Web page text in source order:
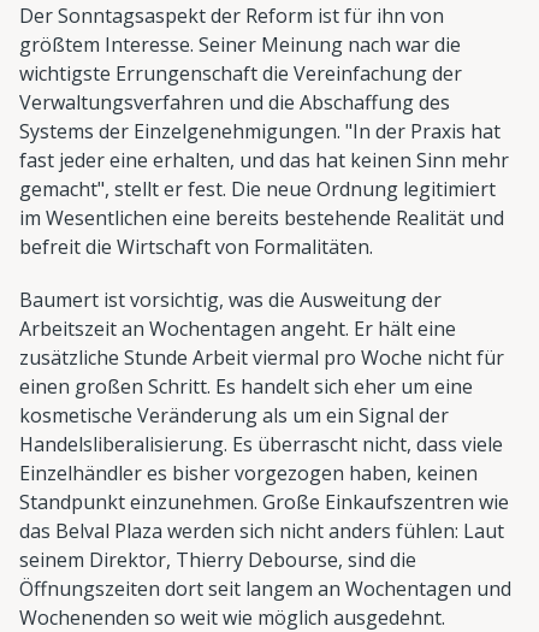
Der Sonntagsaspekt der Reform ist für ihn von
größtem Interesse. Seiner Meinung nach war die
wichtigste Errungenschaft die Vereinfachung der
Verwaltungsverfahren und die Abschaffung des
Systems der Einzelgenehmigungen. "In der Praxis hat
fast jeder eine erhalten, und das hat keinen Sinn mehr
gemacht", stellt er fest. Die neue Ordnung legitimiert
im Wesentlichen eine bereits bestehende Realität und
befreit die Wirtschaft von Formalitäten.
Baumert ist vorsichtig, was die Ausweitung der
Arbeitszeit an Wochentagen angeht. Er hält eine
zusätzliche Stunde Arbeit viermal pro Woche nicht für
einen großen Schritt. Es handelt sich eher um eine
kosmetische Veränderung als um ein Signal der
Handelsliberalisierung. Es überrascht nicht, dass viele
Einzelhändler es bisher vorgezogen haben, keinen
Standpunkt einzunehmen. Große Einkaufszentren wie
das Belval Plaza werden sich nicht anders fühlen: Laut
seinem Direktor, Thierry Debourse, sind die
Öffnungszeiten dort seit langem an Wochentagen und
Wochenenden so weit wie möglich ausgedehnt.